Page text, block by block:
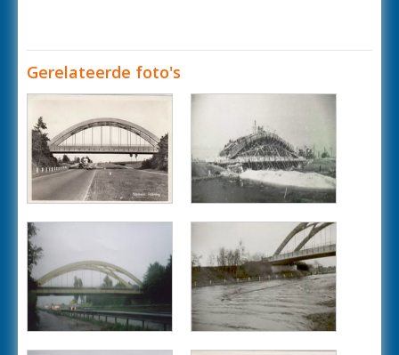
Gerelateerde foto's